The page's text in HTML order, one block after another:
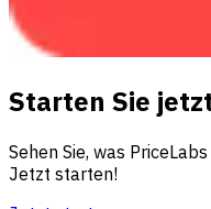
Starten Sie
Sehen Sie, was
Jetzt starten!